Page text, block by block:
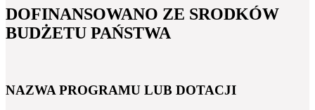
DOFINANSOWANO ZE SRODKÓW
BUDŻETU PAŃSTWA
NAZWA PROGRAMU LUB DOTACJI